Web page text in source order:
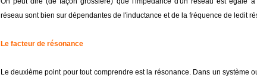
réseau sont bien sur dépendantes de l'inductance et de la fréquence de ledit
Le facteur de résonance
Le deuxième point pour tout comprendre est la résonance. Dans un système